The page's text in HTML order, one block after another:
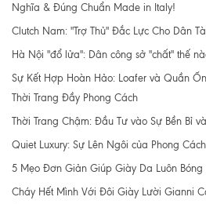
Nghĩa & Đúng Chuẩn Made in Italy!
Clutch Nam: "Trợ Thủ" Đắc Lực Cho Dân
Hà Nội "đổ lửa": Dân công sở "chất" thế
Sự Kết Hợp Hoàn Hảo: Loafer và Quần
Thời Trang Đầy Phong Cách
Thời Trang Chậm: Đầu Tư vào Sự Bền Bỉ
Quiet Luxury: Sự Lên Ngôi của Phong
5 Mẹo Đơn Giản Giúp Giày Da Luôn
Cháy Hết Mình Với Đôi Giày Lười Gianni